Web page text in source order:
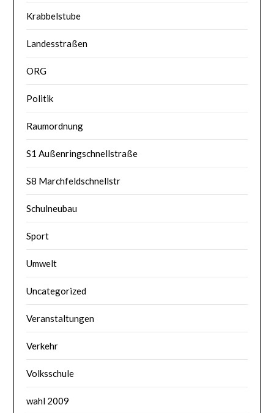
Krabbelstube
Landesstraßen
ORG
Politik
Raumordnung
S1 Außenringschnellstraße
S8 Marchfeldschnellstr
Schulneubau
Sport
Umwelt
Uncategorized
Veranstaltungen
Verkehr
Volksschule
wahl 2009